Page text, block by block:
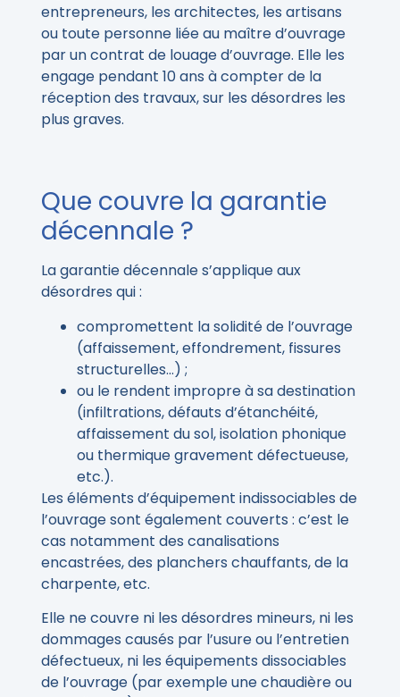
entrepreneurs, les architectes, les artisans
ou toute personne liée au maître d’ouvrage
par un contrat de louage d’ouvrage. Elle les
engage pendant 10 ans à compter de la
réception des travaux, sur les désordres les
plus graves.
Que couvre la garantie
décennale ?
La garantie décennale s’applique aux
désordres qui :
compromettent la solidité de l’ouvrage
(affaissement, effondrement, fissures
structurelles…) ;
ou le rendent impropre à sa destination
(infiltrations, défauts d’étanchéité,
affaissement du sol, isolation phonique
ou thermique gravement défectueuse,
etc.).
Les éléments d’équipement indissociables de
l’ouvrage sont également couverts : c’est le
cas notamment des canalisations
encastrées, des planchers chauffants, de la
charpente, etc.
Elle ne couvre ni les désordres mineurs, ni les
dommages causés par l’usure ou l’entretien
défectueux, ni les équipements dissociables
de l’ouvrage (par exemple une chaudière ou